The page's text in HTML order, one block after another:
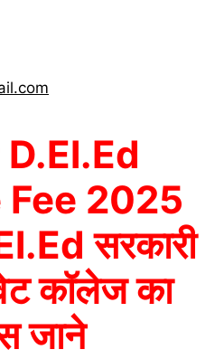
2025
सरकारी
कॉलेज का
जाने